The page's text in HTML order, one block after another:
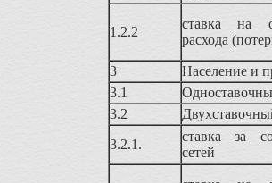
1.2.2
ставка на
расхода
3
Население и
3.1
3.2
3.2.1.
ставка за
сетей